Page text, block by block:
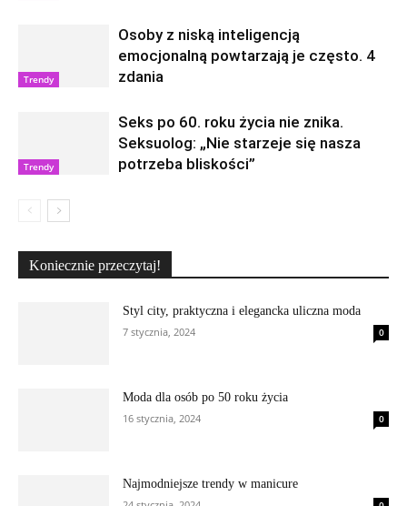
Trendy
Osoby z niską inteligencją
emocjonalną powtarzają je często. 4
zdania
Trendy
Seks po 60. roku życia nie znika.
Seksuolog: „Nie starzeje się nasza
potrzeba bliskości”
Koniecznie przeczytaj!
Styl city, praktyczna i elegancka uliczna moda
7 stycznia, 2024
0
Moda dla osób po 50 roku życia
16 stycznia, 2024
0
Najmodniejsze trendy w manicure